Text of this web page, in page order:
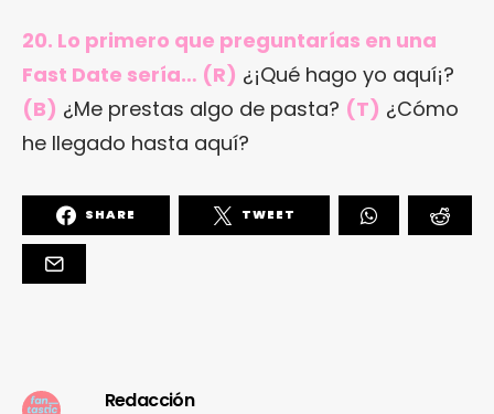
20. Lo primero que preguntarías en una
Fast Date sería… (R) ¿¡Qué hago yo aquí¡?
(B) ¿Me prestas algo de pasta? (T) ¿Cómo
he llegado hasta aquí?
SHARE TWEET
Redacción